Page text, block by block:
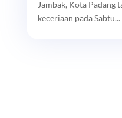
Jambak, Kota Padang
keceriaan pada Sabtu...